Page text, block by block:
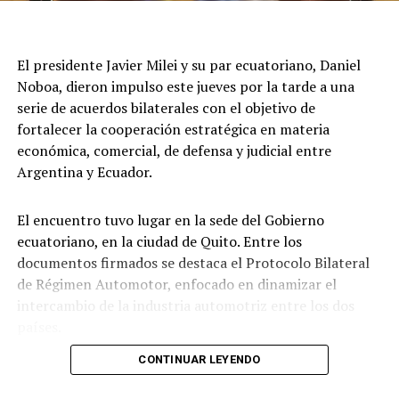
España, del que participaron Karina Milei y Quirno. "Su
Por último, a las 17 horas de Argentina, participó de la
ceremonia de juramentación y toma de posesión del
presidente colombiano electo.
Finalmente, a la madrugada de la Argentina, partía el
Buenos Aires.
El presidente Javier Milei y su par ecuatoriano, Daniel
Noboa, dieron impulso este jueves por la tarde a una
serie de acuerdos bilaterales con el objetivo de
fortalecer la cooperación estratégica en materia
económica, comercial, de defensa y judicial entre
Argentina y Ecuador.
El encuentro tuvo lugar en la sede del Gobierno
ecuatoriano, en la ciudad de Quito. Entre los
documentos firmados se destaca el Protocolo Bilateral
de Régimen Automotor, enfocado en dinamizar el
CONTINUAR LEYENDO